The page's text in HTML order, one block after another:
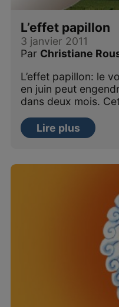
L’effet papillon
3 janvier 2011
Par Christiane
L’effet papillon: le
en juin peut
dans deux mois.
Lire plus